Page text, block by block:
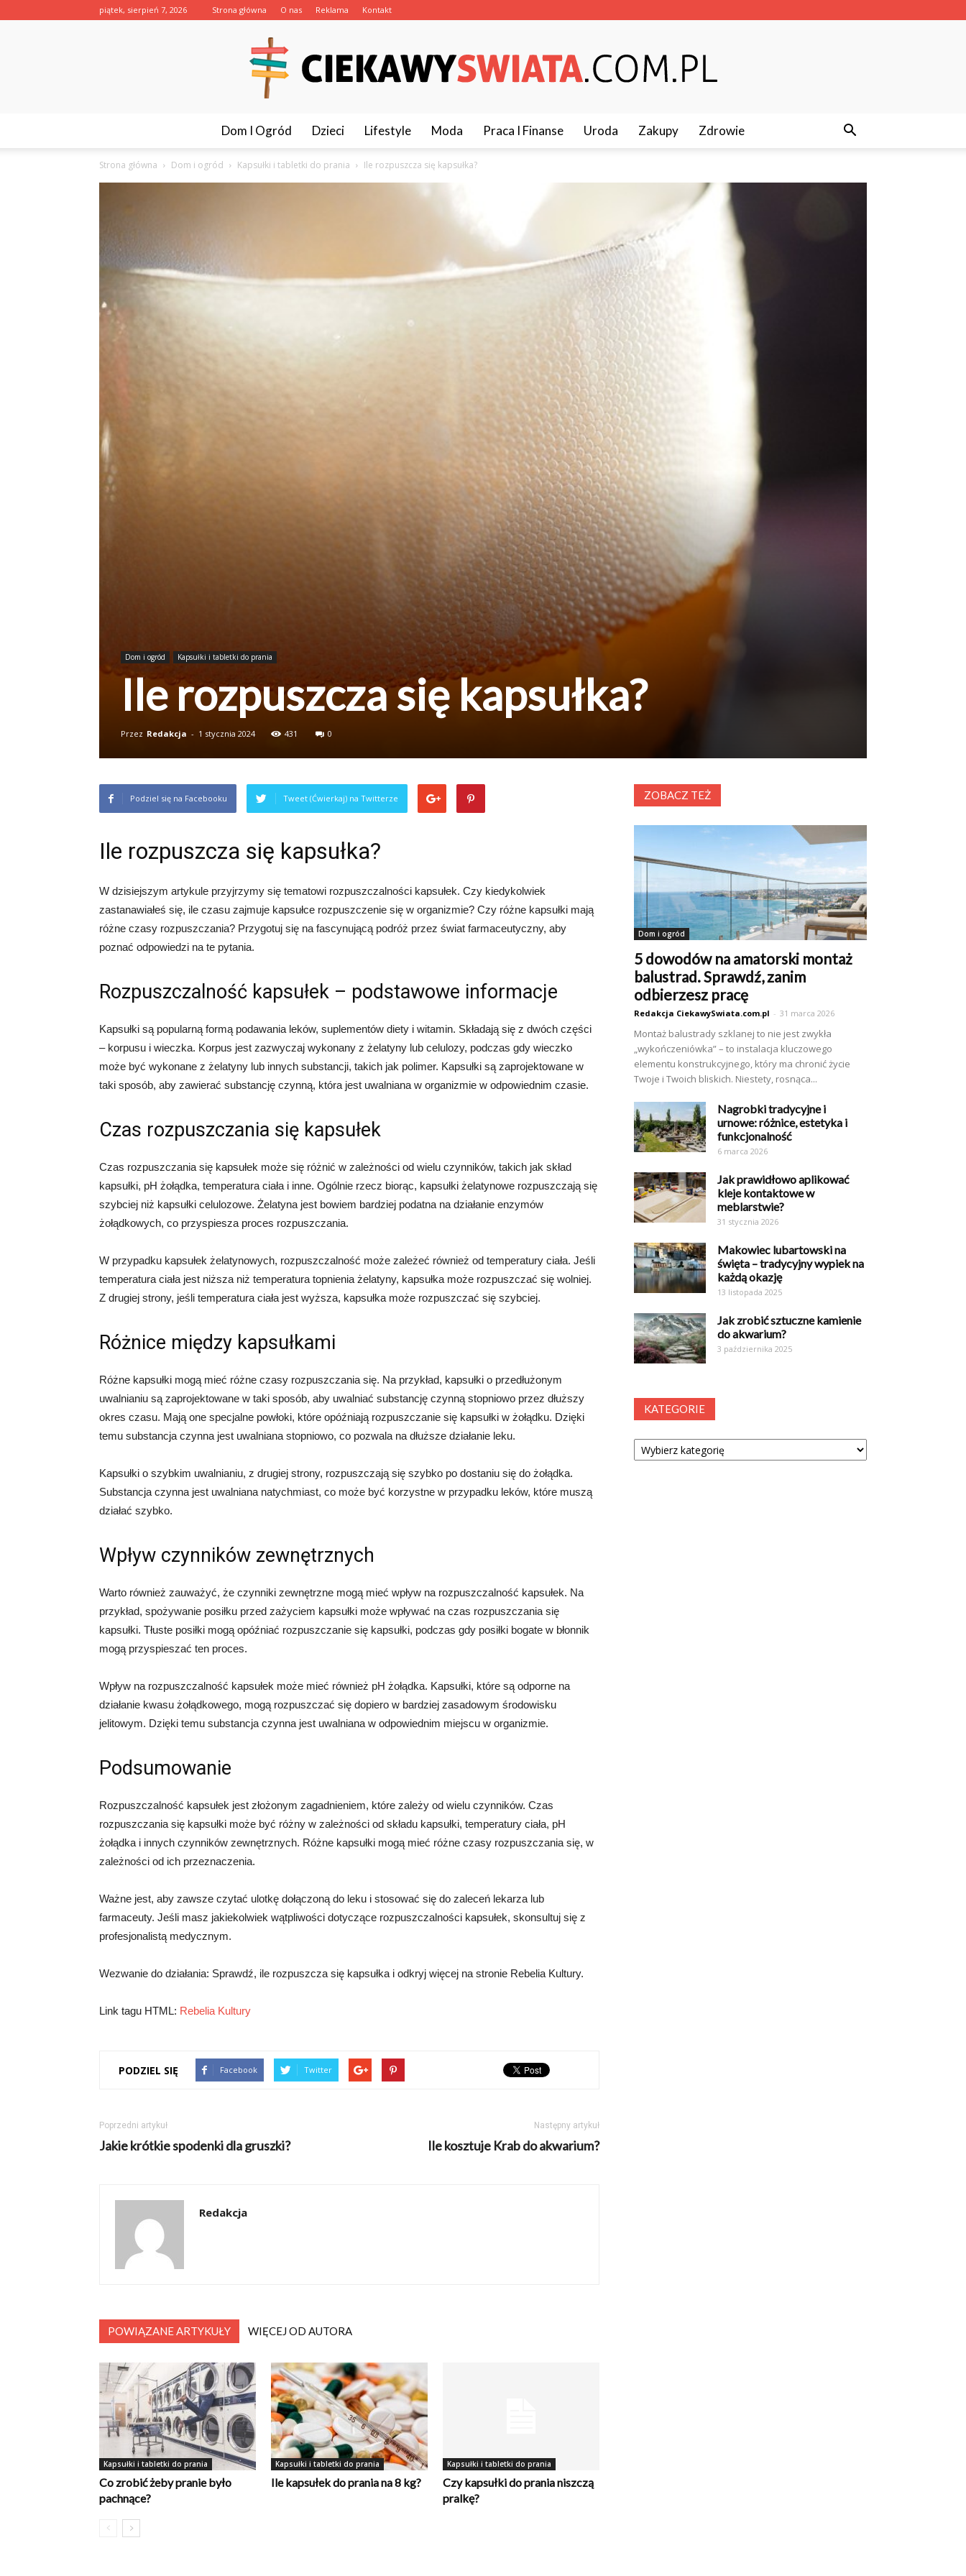
piątek, sierpień 7, 2026 Strona główna O nas Reklama Kontakt
Dom I Ogród Dzieci Lifestyle Moda Praca I Finanse Uroda Zakupy Zdrowie
Strona główna Dom i ogród Kapsułki i tabletki do prania Ile rozpuszcza się kapsułka?
Dom i ogród Kapsułki i tabletki do prania
Ile rozpuszcza się kapsułka?
Przez Redakcja - 1 stycznia 2024 431 0
Podziel się na Facebooku Tweet (Ćwierkaj) na Twitterze
Ile rozpuszcza się kapsułka?
W dzisiejszym artykule przyjrzymy się tematowi rozpuszczalności kapsułek. Czy kiedykolwiek
zastanawiałeś się, ile czasu zajmuje kapsułce rozpuszczenie się w organizmie? Czy różne kapsułki mają
różne czasy rozpuszczania? Przygotuj się na fascynującą podróż przez świat farmaceutyczny, aby
poznać odpowiedzi na te pytania.
Rozpuszczalność kapsułek – podstawowe informacje
Kapsułki są popularną formą podawania leków, suplementów diety i witamin. Składają się z dwóch części
– korpusu i wieczka. Korpus jest zazwyczaj wykonany z żelatyny lub celulozy, podczas gdy wieczko
może być wykonane z żelatyny lub innych substancji, takich jak polimer. Kapsułki są zaprojektowane w
taki sposób, aby zawierać substancję czynną, która jest uwalniana w organizmie w odpowiednim czasie.
Czas rozpuszczania się kapsułek
Czas rozpuszczania się kapsułek może się różnić w zależności od wielu czynników, takich jak skład
kapsułki, pH żołądka, temperatura ciała i inne. Ogólnie rzecz biorąc, kapsułki żelatynowe rozpuszczają się
szybciej niż kapsułki celulozowe. Żelatyna jest bowiem bardziej podatna na działanie enzymów
żołądkowych, co przyspiesza proces rozpuszczania.
W przypadku kapsułek żelatynowych, rozpuszczalność może zależeć również od temperatury ciała. Jeśli
temperatura ciała jest niższa niż temperatura topnienia żelatyny, kapsułka może rozpuszczać się wolniej.
Z drugiej strony, jeśli temperatura ciała jest wyższa, kapsułka może rozpuszczać się szybciej.
Różnice między kapsułkami
Różne kapsułki mogą mieć różne czasy rozpuszczania się. Na przykład, kapsułki o przedłużonym
uwalnianiu są zaprojektowane w taki sposób, aby uwalniać substancję czynną stopniowo przez dłuższy
okres czasu. Mają one specjalne powłoki, które opóźniają rozpuszczanie się kapsułki w żołądku. Dzięki
temu substancja czynna jest uwalniana stopniowo, co pozwala na dłuższe działanie leku.
Kapsułki o szybkim uwalnianiu, z drugiej strony, rozpuszczają się szybko po dostaniu się do żołądka.
Substancja czynna jest uwalniana natychmiast, co może być korzystne w przypadku leków, które muszą
działać szybko.
Wpływ czynników zewnętrznych
Warto również zauważyć, że czynniki zewnętrzne mogą mieć wpływ na rozpuszczalność kapsułek. Na
przykład, spożywanie posiłku przed zażyciem kapsułki może wpływać na czas rozpuszczania się
kapsułki. Tłuste posiłki mogą opóźniać rozpuszczanie się kapsułki, podczas gdy posiłki bogate w błonnik
mogą przyspieszać ten proces.
Wpływ na rozpuszczalność kapsułek może mieć również pH żołądka. Kapsułki, które są odporne na
działanie kwasu żołądkowego, mogą rozpuszczać się dopiero w bardziej zasadowym środowisku
jelitowym. Dzięki temu substancja czynna jest uwalniana w odpowiednim miejscu w organizmie.
Podsumowanie
Rozpuszczalność kapsułek jest złożonym zagadnieniem, które zależy od wielu czynników. Czas
rozpuszczania się kapsułki może być różny w zależności od składu kapsułki, temperatury ciała, pH
żołądka i innych czynników zewnętrznych. Różne kapsułki mogą mieć różne czasy rozpuszczania się, w
zależności od ich przeznaczenia.
Ważne jest, aby zawsze czytać ulotkę dołączoną do leku i stosować się do zaleceń lekarza lub
farmaceuty. Jeśli masz jakiekolwiek wątpliwości dotyczące rozpuszczalności kapsułek, skonsultuj się z
profesjonalistą medycznym.
Wezwanie do działania: Sprawdź, ile rozpuszcza się kapsułka i odkryj więcej na stronie Rebelia Kultury.
Link tagu HTML: Rebelia Kultury
PODZIEL SIĘ Facebook Twitter
Poprzedni artykuł
Jakie krótkie spodenki dla gruszki?
Następny artykuł
Ile kosztuje Krab do akwarium?
Redakcja
POWIĄZANE ARTYKUŁY WIĘCEJ OD AUTORA
Kapsułki i tabletki do prania
Co zrobić żeby pranie było
pachnące?
Kapsułki i tabletki do prania
Ile kapsułek do prania na 8 kg?
Kapsułki i tabletki do prania
Czy kapsułki do prania niszczą
pralkę?
ZOBACZ TEŻ
Dom i ogród
5 dowodów na amatorski montaż
balustrad. Sprawdź, zanim
odbierzesz pracę
Redakcja CiekawySwiata.com.pl - 31 marca 2026
Montaż balustrady szklanej to nie jest zwykła
„wykończeniówka” – to instalacja kluczowego
elementu konstrukcyjnego, który ma chronić życie
Twoje i Twoich bliskich. Niestety, rosnąca...
Nagrobki tradycyjne i
urnowe: różnice, estetyka i
funkcjonalność
6 marca 2026
Jak prawidłowo aplikować
kleje kontaktowe w
meblarstwie?
31 stycznia 2026
Makowiec lubartowski na
święta – tradycyjny wypiek na
każdą okazję
13 listopada 2025
Jak zrobić sztuczne kamienie
do akwarium?
3 października 2025
KATEGORIE
Kategorie